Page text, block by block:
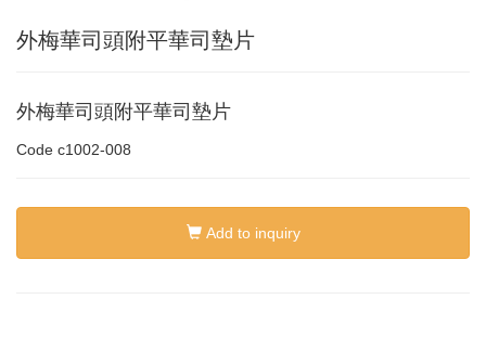
外梅華司頭附平華司墊片
外梅華司頭附平華司墊片
Code c1002-008
Add to inquiry